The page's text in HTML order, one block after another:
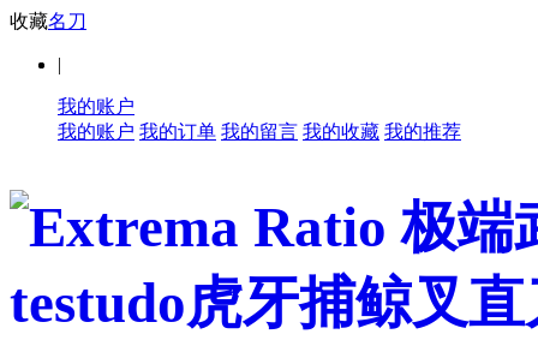
收藏名刀
|
我的账户
我的账户 我的订单 我的留言 我的收藏 我的推荐